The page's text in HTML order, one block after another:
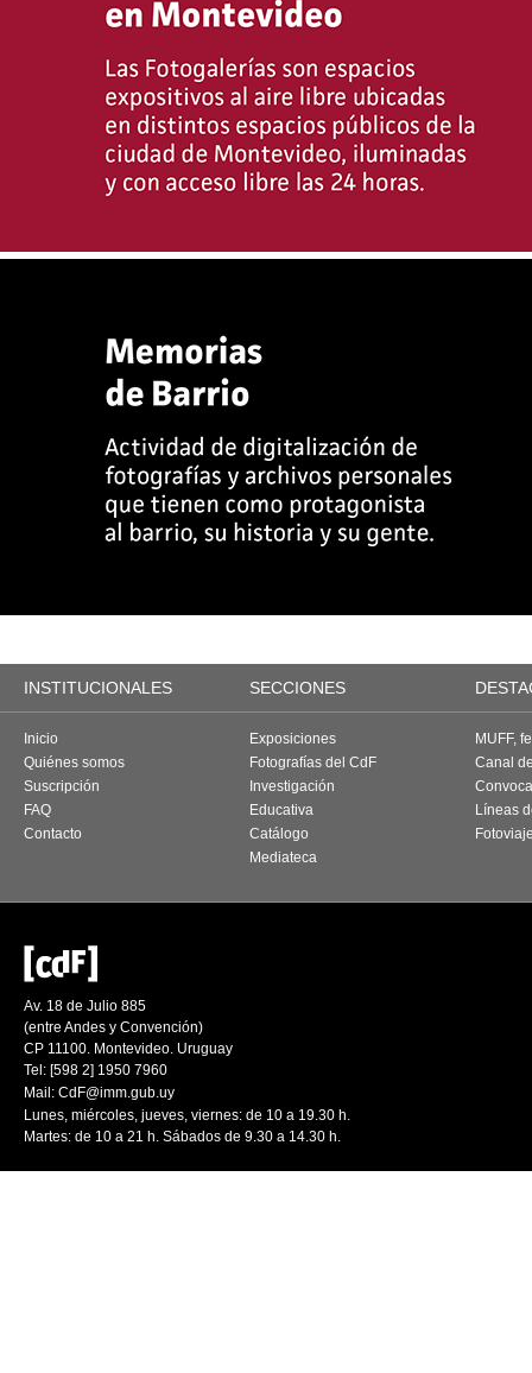
INSTITUCIONALES SECCIONES
Inicio
Quiénes somos
Suscripción
FAQ
Contacto
Exposiciones
Fotografías del CdF
Investigación
Educativa
Catálogo
Mediateca
MUFF,
Canal
Líneas
Av. 18 de Julio 885
(entre Andes y Convención)
CP 11100. Montevideo. Uruguay
Tel: [598 2] 1950 7960
Mail: CdF@imm.gub.uy
Lunes, miércoles, jueves, viernes: de 10 a 19.30 h.
Martes: de 10 a 21 h. Sábados de 9.30 a 14.30 h.